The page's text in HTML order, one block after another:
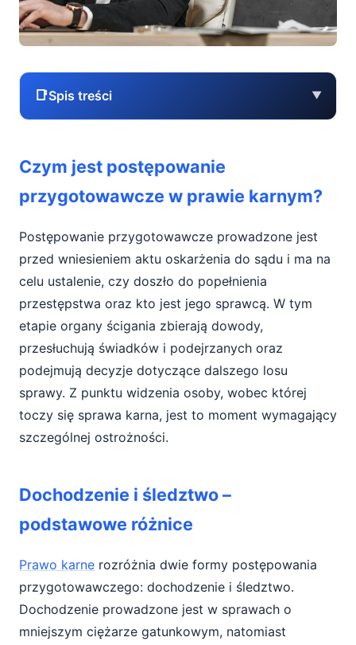
📑Spis treści ▼
prawie karnym?
Dochodzenie i śledztwo – podstawowe
Przesłuchania i gromadzenie dowodów
Rola obrońcy na wczesnym etapie sprawy
Postępowanie przygotowawcze a dalszy
bieg sprawy karnej
Pomoc adwokata w postępowaniu
przygotowawczym
Dlaczego wczesna obrona ma znaczenie?
Czym jest postępowanie
przygotowawcze w prawie karnym?
Postępowanie przygotowawcze prowadzone jest
przed wniesieniem aktu oskarżenia do sądu i ma na
celu ustalenie, czy doszło do popełnienia
przestępstwa oraz kto jest jego sprawcą. W tym
etapie organy ścigania zbierają dowody,
przesłuchują świadków i podejrzanych oraz
podejmują decyzje dotyczące dalszego losu
sprawy. Z punktu widzenia osoby, wobec której
toczy się sprawa karna, jest to moment wymagający
szczególnej ostrożności.
Dochodzenie i śledztwo –
podstawowe różnice
Prawo karne rozróżnia dwie formy postępowania
przygotowawczego: dochodzenie i śledztwo.
Dochodzenie prowadzone jest w sprawach o
mniejszym ciężarze gatunkowym, natomiast